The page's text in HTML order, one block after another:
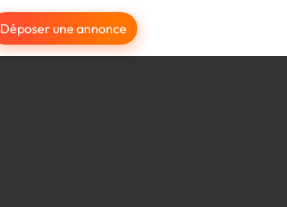
Déposer une annonce